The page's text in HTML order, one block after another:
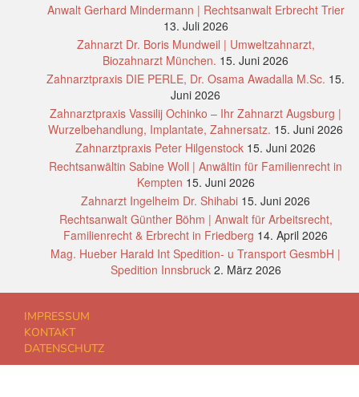
Anwalt Gerhard Mindermann | Rechtsanwalt Erbrecht Trier
13. Juli 2026
Zahnarzt Dr. Boris Mundweil | Umweltzahnarzt,
Biozahnarzt München. 15. Juni 2026
Zahnarztpraxis DIE PERLE, Dr. Osama Awadalla M.Sc. 15.
Juni 2026
Zahnarztpraxis Vassilij Ochinko – Ihr Zahnarzt Augsburg |
Wurzelbehandlung, Implantate, Zahnersatz. 15. Juni 2026
Zahnarztpraxis Peter Hilgenstock 15. Juni 2026
Rechtsanwältin Sabine Woll | Anwältin für Familienrecht in
Kempten 15. Juni 2026
Zahnarzt Ingelheim Dr. Shihabi 15. Juni 2026
Rechtsanwalt Günther Böhm | Anwalt für Arbeitsrecht,
Familienrecht & Erbrecht in Friedberg 14. April 2026
Mag. Hueber Harald Int Spedition- u Transport GesmbH |
Spedition Innsbruck 2. März 2026
IMPRESSUM
KONTAKT
DATENSCHUTZ